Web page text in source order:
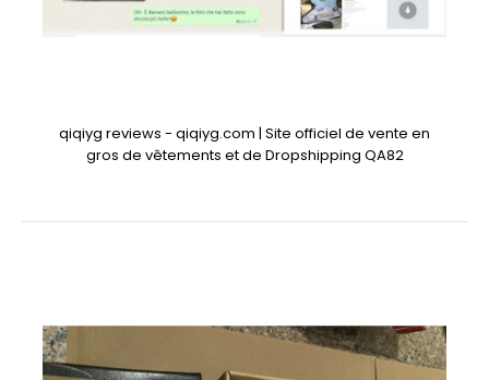
qiqiyg reviews - qiqiyg.com | Site officiel de vente en
gros de vêtements et de Dropshipping QA82